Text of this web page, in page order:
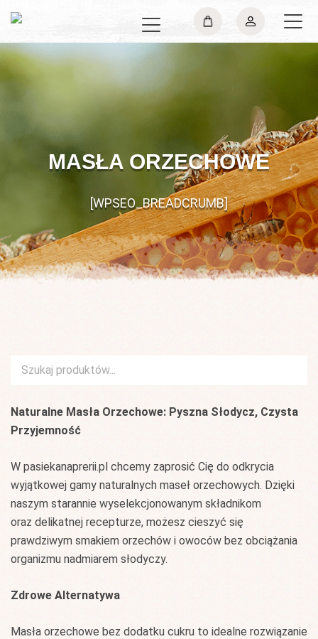
MASŁA ORZECHOWE
[WPSEO_BREADCRUMB]
Szukaj:
Naturalne Masła Orzechowe: Pyszna Słodycz, Czysta
Przyjemność
W pasiekanaprerii.pl chcemy zaprosić Cię do odkrycia
wyjątkowej gamy naturalnych maseł orzechowych. Dzięki
naszym starannie wyselekcjonowanym składnikom
oraz delikatnej recepturze, możesz cieszyć się
prawdziwym smakiem orzechów i owoców bez obciążania
organizmu nadmiarem słodyczy.
Zdrowe Alternatywa
Masła orzechowe bez dodatku cukru to idealne rozwiązanie